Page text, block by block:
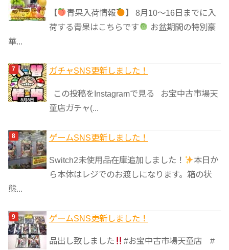
【 青果入荷情報
】 8月10～16日までに入
荷する青果はこちらです
お盆期間の特別豪
華...
ガチャSNS更新しました！
この投稿をInstagramで見る お宝中古市場天
童店ガチャ(...
ゲームSNS更新しました！
Switch2未使用品在庫追加しました！
本日か
ら本体はレジでのお渡しになります。箱の状
態...
ゲームSNS更新しました！
品出し致しました
#お宝中古市場天童店 #